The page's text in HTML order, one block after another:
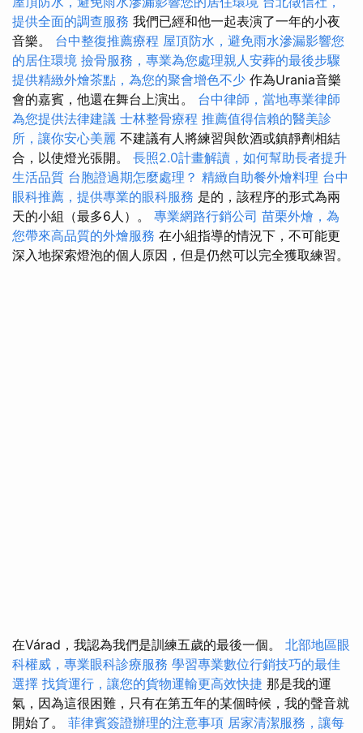
提供全面的調查服務 我們已經和他一起表演了一年的小夜
音樂。 台中整復推薦療程 屋頂防水，避免雨水滲漏影響您
的居住環境 撿骨服務，專業為您處理親人安葬的最後步驟
提供精緻外燴茶點，為您的聚會增色不少 作為Urania音樂
會的嘉賓，他還在舞台上演出。 台中律師，當地專業律師
為您提供法律建議 士林整骨療程 推薦值得信賴的醫美診
所，讓你安心美麗 不建議有人將練習與飲酒或鎮靜劑相結
合，以使燈光張開。 長照2.0計畫解讀，如何幫助長者提升
生活品質 台胞證過期怎麼處理？ 精緻自助餐外燴料理 台中
眼科推薦，提供專業的眼科服務 是的，該程序的形式為兩
天的小組（最多6人）。 專業網路行銷公司 苗栗外燴，為
您帶來高品質的外燴服務 在小組指導的情況下，不可能更
深入地探索燈泡的個人原因，但是仍然可以完全獲取練習。
在Várad，我認為我們是訓練五歲的最後一個。 北部地區眼
科權威，專業眼科診療服務 學習專業數位行銷技巧的最佳
選擇 找貨運行，讓您的貨物運輸更高效快捷 那是我的運
氣，因為這很困難，只有在第五年的某個時候，我的聲音就
開始了。 菲律賓簽證辦理的注意事項 居家清潔服務，讓每